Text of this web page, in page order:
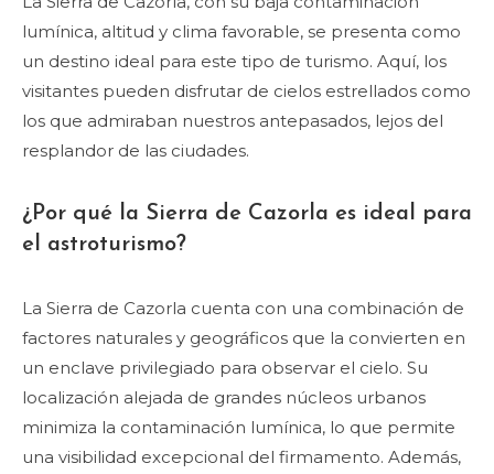
lumínica, altitud y clima favorable, se presenta como
un destino ideal para este tipo de turismo. Aquí, los
visitantes pueden disfrutar de cielos estrellados como
los que admiraban nuestros antepasados, lejos del
resplandor de las ciudades.
¿Por qué la Sierra de Cazorla es ideal para
el astroturismo?
La Sierra de Cazorla cuenta con una combinación de
factores naturales y geográficos que la convierten en
un enclave privilegiado para observar el cielo. Su
localización alejada de grandes núcleos urbanos
minimiza la contaminación lumínica, lo que permite
una visibilidad excepcional del firmamento. Además,